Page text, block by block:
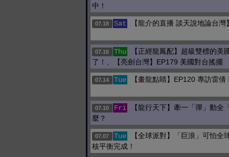
中！
07.18 Sat 【龍介的直播 談天說地論台灣
07.16 Thu
【正經龍鳳配】超級雙標的美
了！、【亮劍台灣】EP179 美國對台搖擺
07.14 Tue 【畫龍點睛】EP120 專訪雷
07.10 Fri
【龍行天下】牽一「彈」動全
麼？
07.07 Tue
【全球派對】「巨浪」可怕全
核平衡完成！